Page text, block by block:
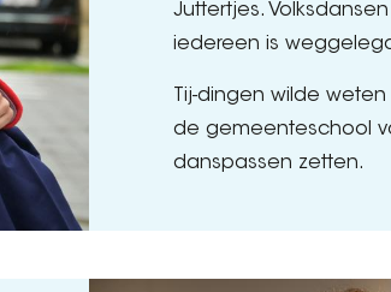
Juttertjes.
iedereen is
Tij-dingen wilde
de gemeenteschool
danspassen zetten.